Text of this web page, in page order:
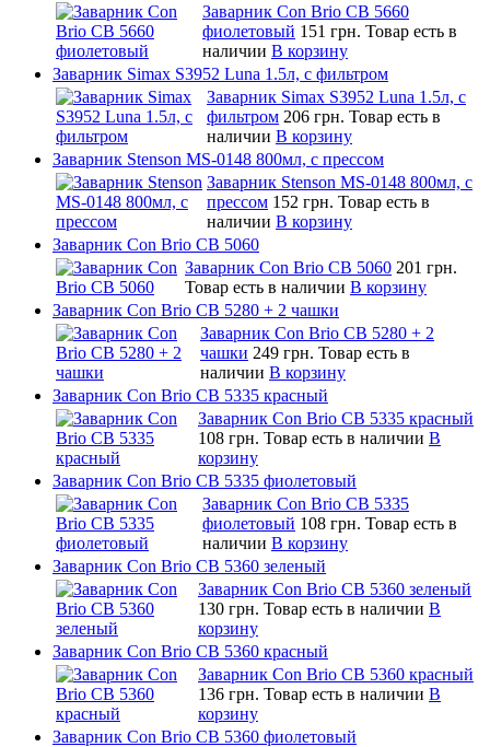
Заварник Con Brio CB 5660
фиолетовый 151 грн. Товар есть в
наличии В корзину
Заварник Simax S3952 Luna 1.5л, c фильтром
Заварник Simax S3952 Luna 1.5л, c
фильтром 206 грн. Товар есть в
наличии В корзину
Заварник Stenson MS-0148 800мл, с прессом
Заварник Stenson MS-0148 800мл, с
прессом 152 грн. Товар есть в
наличии В корзину
Заварник Con Brio CB 5060
Заварник Con Brio CB 5060 201 грн.
Товар есть в наличии В корзину
Заварник Con Brio CB 5280 + 2 чашки
Заварник Con Brio CB 5280 + 2
чашки 249 грн. Товар есть в
наличии В корзину
Заварник Con Brio CB 5335 красный
Заварник Con Brio CB 5335 красный
108 грн. Товар есть в наличии В
корзину
Заварник Con Brio CB 5335 фиолетовый
Заварник Con Brio CB 5335
фиолетовый 108 грн. Товар есть в
наличии В корзину
Заварник Con Brio CB 5360 зеленый
Заварник Con Brio CB 5360 зеленый
130 грн. Товар есть в наличии В
корзину
Заварник Con Brio CB 5360 красный
Заварник Con Brio CB 5360 красный
136 грн. Товар есть в наличии В
корзину
Заварник Con Brio CB 5360 фиолетовый